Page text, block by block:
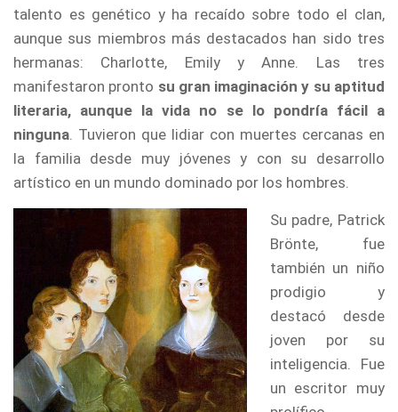
talento es genético y ha recaído sobre todo el clan,
aunque sus miembros más destacados han sido tres
hermanas: Charlotte, Emily y Anne. Las tres
manifestaron pronto su gran imaginación y su aptitud
literaria, aunque la vida no se lo pondría fácil a
ninguna . Tuvieron que lidiar con muertes cercanas en
la familia desde muy jóvenes y con su desarrollo
artístico en un mundo dominado por los hombres.
Su padre, Patrick
Brönte, fue
también un niño
prodigio y
destacó desde
joven por su
inteligencia. Fue
un escritor muy